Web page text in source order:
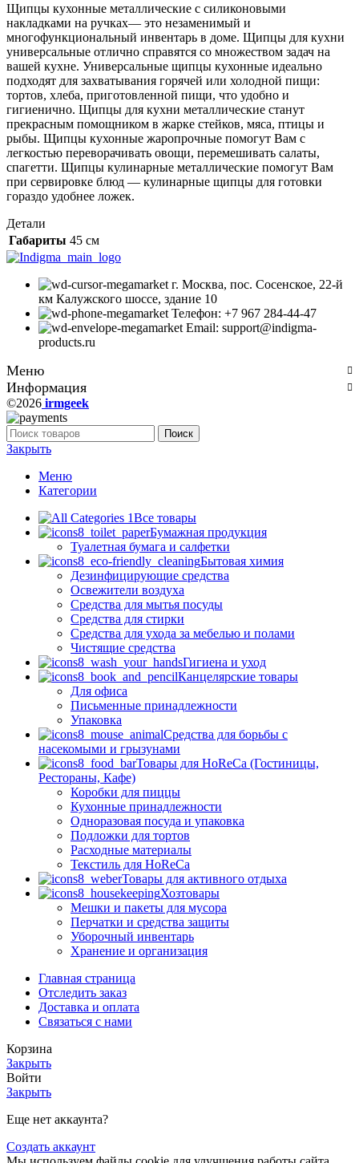
Щипцы кухонные металлические с силиконовыми
накладками на ручках— это незаменимый и
многофункциональный инвентарь в доме. Щипцы для кухни
универсальные отлично справятся со множеством задач на
вашей кухне. Универсальные щипцы кухонные идеально
подходят для захватывания горячей или холодной пищи:
тортов, хлеба, приготовленной пищи, что удобно и
гигиенично. Щипцы для кухни металлические станут
прекрасным помощником в жарке стейков, мяса, птицы и
рыбы. Щипцы кухонные жаропрочные помогут Вам с
легкостью переворачивать овощи, перемешивать салаты,
спагетти. Щипцы кулинарные металлические помогут Вам
при сервировке блюд — кулинарные щипцы для готовки
гораздо удобнее ложек.
Детали
Габариты 45 см
г. Москва, пос. Сосенское, 22-й
км Калужского шоссе, здание 10
Телефон: +7 967 284-44-47
Email: support@indigma-
products.ru
Меню
Информация
©2026 irmgeek
Поиск
Закрыть
Меню
Категории
Все товары
Бумажная продукция
Туалетная бумага и салфетки
Бытовая химия
Дезинфицирующие средства
Освежители воздуха
Средства для мытья посуды
Средства для стирки
Средства для ухода за мебелью и полами
Чистящие средства
Гигиена и уход
Канцелярские товары
Для офиса
Письменные принадлежности
Упаковка
Средства для борьбы с
насекомыми и грызунами
Товары для HoReCa (Гостиницы,
Рестораны, Кафе)
Коробки для пиццы
Кухонные принадлежности
Одноразовая посуда и упаковка
Подложки для тортов
Расходные материалы
Текстиль для HoReCa
Товары для активного отдыха
Хозтовары
Мешки и пакеты для мусора
Перчатки и средства защиты
Уборочный инвентарь
Хранение и организация
Главная страница
Отследить заказ
Доставка и оплата
Связаться с нами
Корзина
Закрыть
Войти
Закрыть
Еще нет аккаунта?
Создать аккаунт